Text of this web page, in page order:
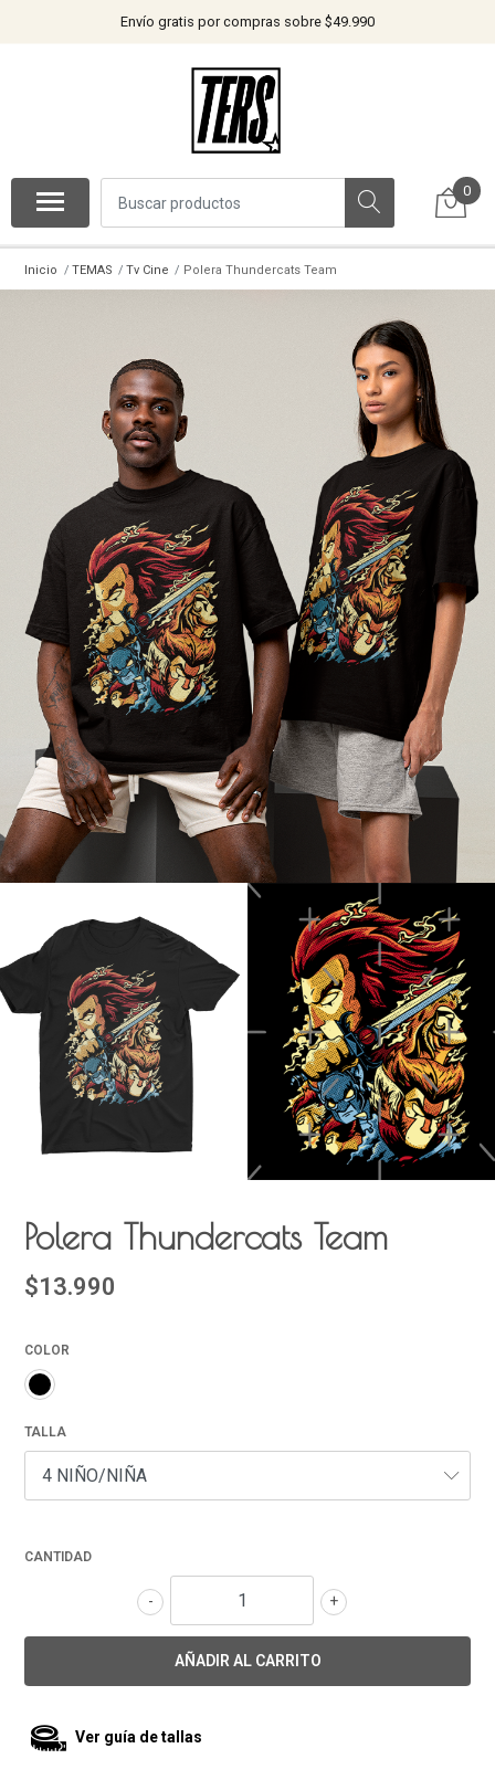
Envío gratis por compras sobre $49.990
0
Inicio TEMAS Tv Cine Polera Thundercats Team
Polera Thundercats Team
$13.990
COLOR
TALLA
CANTIDAD
+
-
Ver guía de tallas